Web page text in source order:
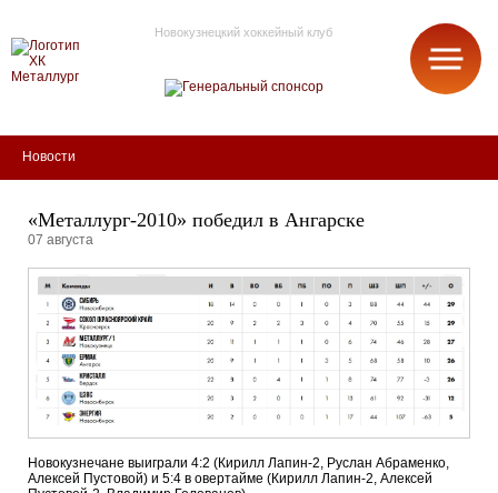
Новокузнецкий хоккейный клуб
Новости
«Металлург-2010» победил в Ангарске
07 августа
Новокузнечане выиграли 4:2 (Кирилл Лапин-2, Руслан Абраменко,
Алексей Пустовой) и 5:4 в овертайме (Кирилл Лапин-2, Алексей